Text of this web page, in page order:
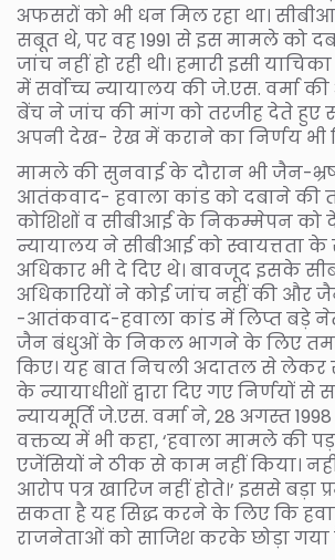
अफसरों को भी धन मिल रहा था।
सबूत थे, पर वह 1991 से इस मामले को
जांच नहीं हो रही थी। हमारी इसी
में सर्वोच्च न्यायालय की जे.एस. वर्मा की
बेंच ने जांच की मांग को तरजीह देते हुए
अपनी देख- रेख में कराने का निर्णय भी
मामले की सुनवाई के दौरान भी जैन-
आतंकवाद- हवाला कांड को दबाने की
कोशिशों व सीबीआई के निकम्मेपन को
न्यायालय ने सीबीआई को स्वायत्तता
अधिकार भी दे दिए थे। बावजूद इसके
अधिकारियों ने कोई जांच नहीं की और
-आतंकवाद-हवाला कांड में लिप्त बड़े
जैन बंधुओं के निकल भागने के लिए
किए। यह बात निचली अदातल से लेकर
के न्यायाधीशों द्वारा दिए गए निर्णयों से
न्यायमूर्ति जे.एस. वर्मा ने, 28 अगस्त
वक्तव्य में भी कहा, ‘हवाला मामले की
एजेंसियों ने ठीक से काम नहीं किया।
आरोप पत्र खारिज नहीं होते।’ इससे बड़ा
सकता है यह सिद्ध करने के लिए कि
राजनेताओं को साजिश करके छोड़ा गया